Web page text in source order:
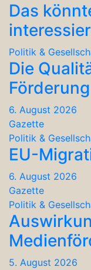
Das
Politik &
Die
6. August 2026
Gazette
Politik &
EU-
6. August 2026
Gazette
Politik &
5. August 2026